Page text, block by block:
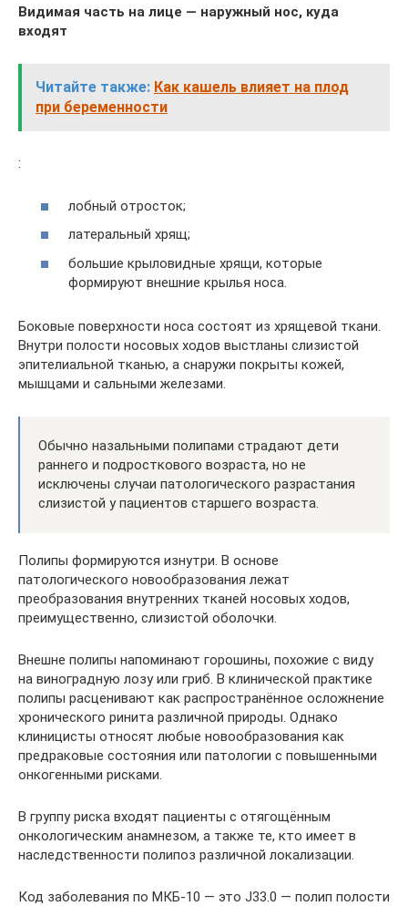
Видимая часть на лице — наружный нос, куда
входят
Читайте также: Как кашель влияет на плод
при беременности
:
лобный отросток;
латеральный хрящ;
большие крыловидные хрящи, которые
формируют внешние крылья носа.
Боковые поверхности носа состоят из хрящевой ткани.
Внутри полости носовых ходов выстланы слизистой
эпителиальной тканью, а снаружи покрыты кожей,
мышцами и сальными железами.
Обычно назальными полипами страдают дети
раннего и подросткового возраста, но не
исключены случаи патологического разрастания
слизистой у пациентов старшего возраста.
Полипы формируются изнутри. В основе
патологического новообразования лежат
преобразования внутренних тканей носовых ходов,
преимущественно, слизистой оболочки.
Внешне полипы напоминают горошины, похожие с виду
на виноградную лозу или гриб. В клинической практике
полипы расценивают как распространённое осложнение
хронического ринита различной природы. Однако
клиницисты относят любые новообразования как
предраковые состояния или патологии с повышенными
онкогенными рисками.
В группу риска входят пациенты с отягощённым
онкологическим анамнезом, а также те, кто имеет в
наследственности полипоз различной локализации.
Код заболевания по МКБ-10 — это J33.0 — полип полости